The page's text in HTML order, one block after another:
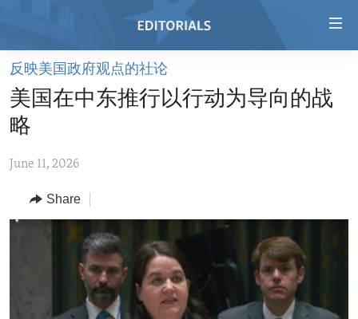
Skip
main
content
to
Navigation
Skip
HOME
VIDEO
REGIONS
AFRICA
AMERICAS
MIDDLE EAST
TOPICS
HUMAN RIGHTS
SECURITY AND DEFENSE
AID AND DEVELOPMENT
DEMOCRACY AND GOVERNANCE
反映美国政府观点的社论
美国在中东推行以行动为导向的战
略
June 11, 2026
Share